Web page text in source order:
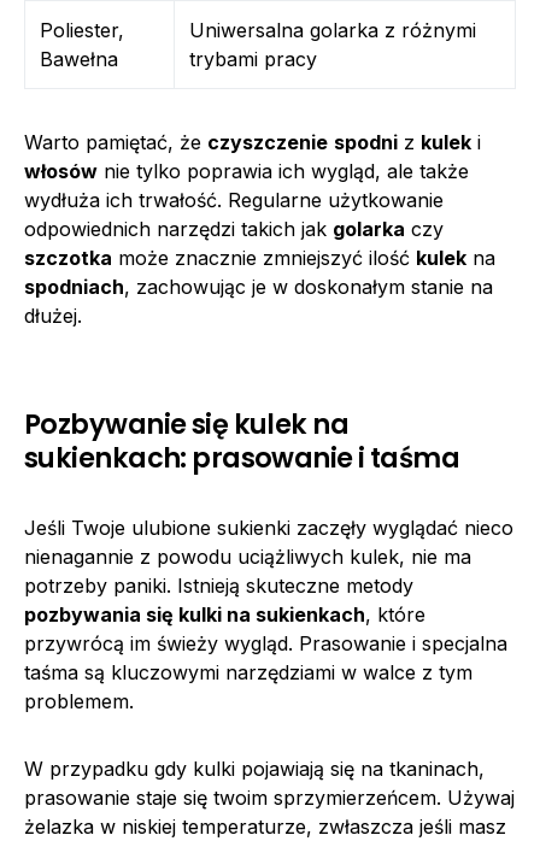
Poliester,
Bawełna
Uniwersalna golarka z różnymi
trybami pracy
Warto pamiętać, że czyszczenie spodni z kulek i
włosów nie tylko poprawia ich wygląd, ale także
wydłuża ich trwałość. Regularne użytkowanie
odpowiednich narzędzi takich jak golarka czy
szczotka może znacznie zmniejszyć ilość kulek na
spodniach, zachowując je w doskonałym stanie na
dłużej.
Pozbywanie się kulek na
sukienkach: prasowanie i taśma
Jeśli Twoje ulubione sukienki zaczęły wyglądać nieco
nienagannie z powodu uciążliwych kulek, nie ma
potrzeby paniki. Istnieją skuteczne metody
pozbywania się kulki na sukienkach, które
przywrócą im świeży wygląd. Prasowanie i specjalna
taśma są kluczowymi narzędziami w walce z tym
problemem.
W przypadku gdy kulki pojawiają się na tkaninach,
prasowanie staje się twoim sprzymierzeńcem. Używaj
żelazka w niskiej temperaturze, zwłaszcza jeśli masz